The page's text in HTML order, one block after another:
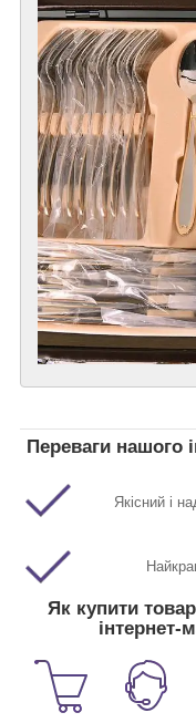
Переваги нашого
Якісний і
Як купити
інтернет-